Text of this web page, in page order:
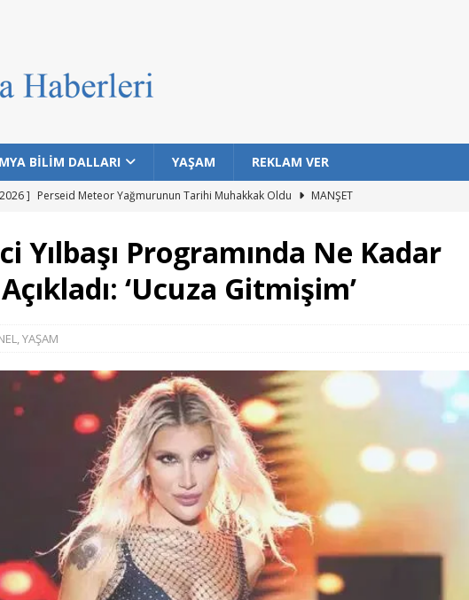
BİLİM DALLARI YAŞAM REKLAM VER
] Perseid Meteor Yağmurunun Tarihi Muhakkak Oldu
MANŞET
]
NASA Datalarıyla Hayat Barındırma İhtimali En Yüksek 7 Gezegen Açıklandı
] Gökyüzü Meraklıları Topuklu Yaylası’nda Buluşuyor MANŞET
Yılbaşı Programında Ne Kadar
‘Ucuza Gitmişim’
,YAŞAM